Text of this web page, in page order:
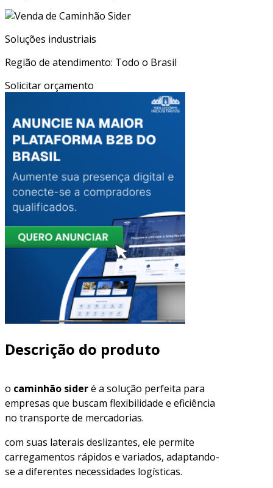
Soluções industriais
Região de atendimento: Todo o Brasil
Solicitar orçamento
Descrição do produto
o caminhão sideré a solução perfeita para
empresas que buscam flexibilidade e eficiência
no transporte de mercadorias.
com suas laterais deslizantes, ele permite
carregamentos rápidos e variados, adaptando-
se a diferentes necessidades logísticas.